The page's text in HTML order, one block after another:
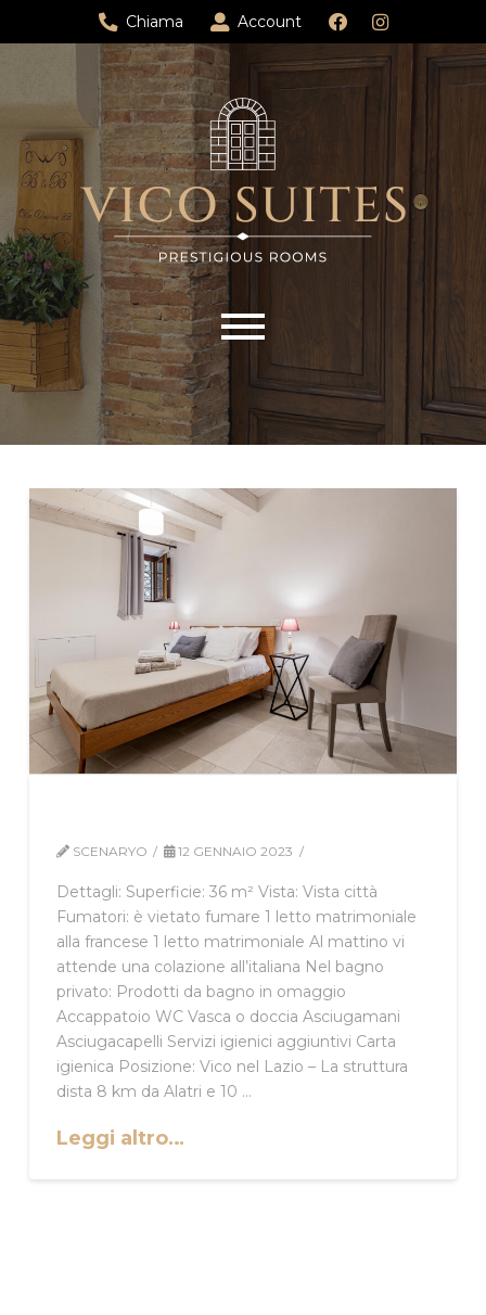
Chiama Account
SCENARYO 12 GENNAIO 2023
Dettagli: Superficie: 36 m² Vista: Vista città
Fumatori: ​è vietato fumare 1 letto matrimoniale
alla francese 1 letto matrimoniale Al mattino vi
attende una colazione all’italiana Nel bagno
privato: Prodotti da bagno in omaggio
Accappatoio WC Vasca o doccia Asciugamani
Asciugacapelli Servizi igienici aggiuntivi Carta
igienica Posizione: Vico nel Lazio – La struttura
dista 8 km da Alatri e 10 …
Leggi altro…